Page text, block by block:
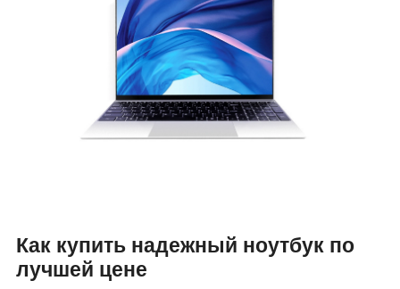
Как купить надежный ноутбук по
лучшей цене